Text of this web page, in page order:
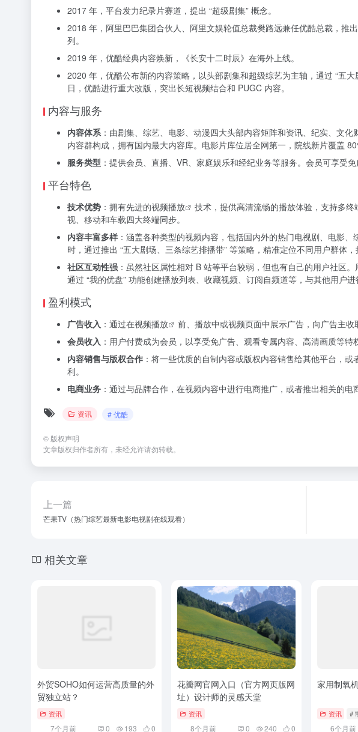
2017 年，平台发力纪录片赛道，提出 “超级剧集” 概念。
2018 年，阿里巴巴集团合伙人、阿里文娱轮值总裁樊路远兼任优酷总裁，推
列。
2019 年，优酷经典内容焕新，《长安十二时辰》在海外上线。
2020 年，优酷公布新的内容策略，以头部剧集和超级综艺为主轴，通过 “五
日，优酷进行重大改版，突出长短视频结合和 PUGC 内容。
内容与服务
内容体系：由剧集、综艺、电影、动漫四大头部内容矩阵和资讯、纪实、文化
内容群构成，拥有国内最大内容库。电影片库位居全网第一，院线新片覆盖
服务类型 ：提供会员、直播、VR、家庭娱乐和经纪业务等服务。会员可享受
平台特色
技术优势 ：拥有先进的视频播放
技术，提供高清流畅的播放体验，支持多
视、移动和车载四大终端同步。
内容丰富多样 ：涵盖各种类型的视频内容，包括国内外的热门电视剧、电影
时，通过推出 “五大剧场、三条综艺排播带” 等策略，精准定位不同用户群体，
社区互动性强 ：虽然社区属性相对 B 站等平台较弱，但也有自己的用户社区
通过 “我的优盘” 功能创建播放列表、收藏视频、订阅自频道等，与其他用户进
盈利模式
广告收入 ：通过在视频播放
前、播放中或视频页面中展示广告，向广告主收
会员收入 ：用户付费成为会员，以享受免广告、观看专属内容、高清画质等特
内容销售与版权合作 ：将一些优质的自制内容或版权内容销售给其他平台，
利。
电商业务 ：通过与品牌合作，在视频内容中进行电商推广，或者推出相关的电
资讯 # 优酷
© 版权声明
文章版权归作者所有，未经允许请勿转载。
上一篇
芒果TV（热门综艺最新电影电视剧在线观看）
相关文章
外贸SOHO如何运营高质量的外
贸独立站？
资讯
7个月前 0 193 0
花瓣网官网入口（官方网页版网
址）设计师的灵感天堂
资讯
8个月前 0 240 0
家用制氧
资讯 #
6个月前